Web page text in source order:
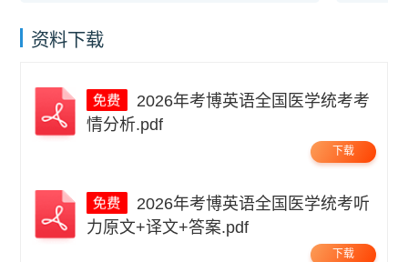
资料下载
情分析.pdf
下载
力原文+译文+答案.pdf
下载